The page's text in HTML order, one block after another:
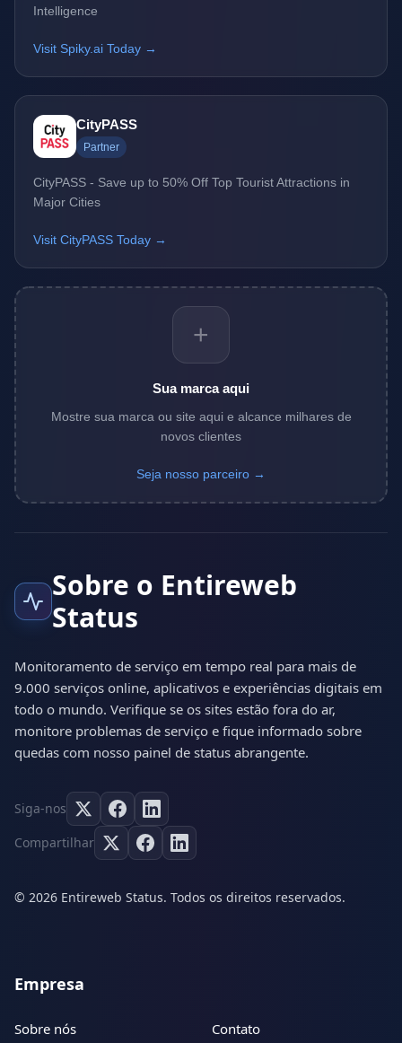
Intelligence
Visit Spiky.ai Today →
CityPASS
Partner
CityPASS - Save up to 50% Off Top Tourist Attractions in
Major Cities
Visit CityPASS Today →
+
Sua marca aqui
Mostre sua marca ou site aqui e alcance milhares de
novos clientes
Seja nosso parceiro →
Sobre o Entireweb
Status
Monitoramento de serviço em tempo real para mais de
9.000 serviços online, aplicativos e experiências digitais em
todo o mundo. Verifique se os sites estão fora do ar,
monitore problemas de serviço e fique informado sobre
quedas com nosso painel de status abrangente.
Siga-nos
Compartilhar
© 2026 Entireweb Status. Todos os direitos reservados.
Empresa
Sobre nós Contato